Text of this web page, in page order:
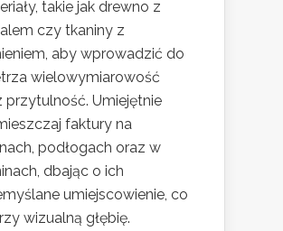
takie jak drewno z
czy tkaniny z
aby wprowadzić do
wielowymiarowość
przytulność. Umiejętnie
faktury na
podłogach oraz w
dbając o ich
umiejscowienie, co
wizualną głębię.